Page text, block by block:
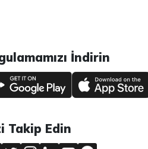
İndirin
Takip Edin